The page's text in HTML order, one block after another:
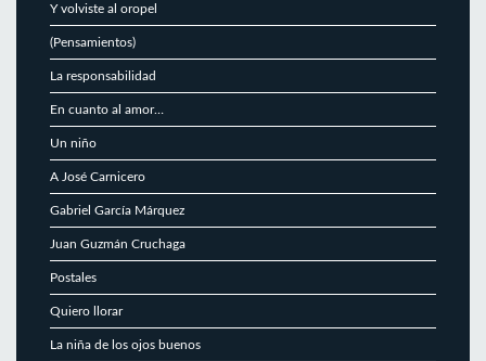
Y volviste al oropel
(Pensamientos)
La responsabilidad
En cuanto al amor…
Un niño
A José Carnicero
Gabriel García Márquez
Juan Guzmán Cruchaga
Postales
Quiero llorar
La niña de los ojos buenos